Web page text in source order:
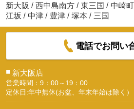
新大阪 / 西中島南方 / 東三国 / 中崎町
江坂 / 中津 / 豊津 / 塚本 / 三国
電話でお問い
■ 新大阪店
営業時間：9：00～19：00
定休日:年中無休(お盆、年末年始は除く）